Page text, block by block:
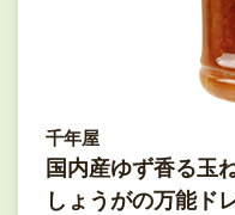
千年屋
国内産ゆず香る玉
しょうがの万能ド